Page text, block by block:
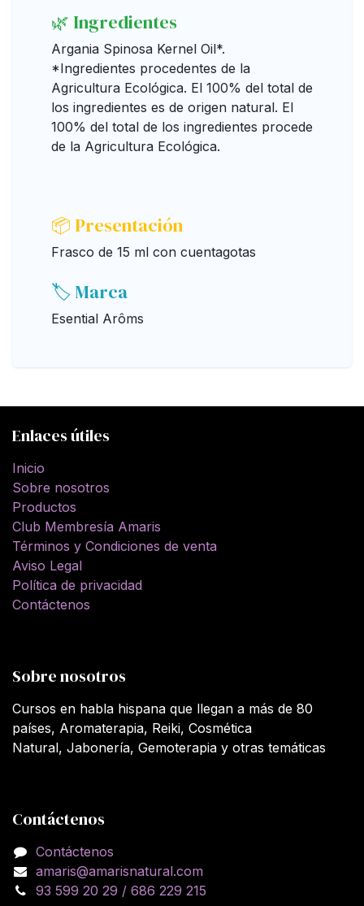
🌿 Ingredientes
Argania Spinosa Kernel Oil*.
*Ingredientes procedentes de la
Agricultura Ecológica. El 100% del total de
los ingredientes es de origen natural. El
100% del total de los ingredientes procede
de la Agricultura Ecológica.
📦 Presentación
Frasco de 15 ml con cuentagotas
🏷️ Marca
Esential Arôms
Enlaces útiles
Inicio
Sobre nosotros
Productos
Club Membresía Amaris
Términos y Condiciones de venta
Aviso Legal
Política de privacidad
Contáctenos
Sobre nosotros
Cursos en habla hispana que llegan a más de 80
países, Aromaterapia, Reiki, Cosmética
Natural, Jabonería, Gemoterapia y otras temáticas
Contáctenos
Contáctenos
amaris@amarisnatural.com
93 599 20 29 / 686 229 215